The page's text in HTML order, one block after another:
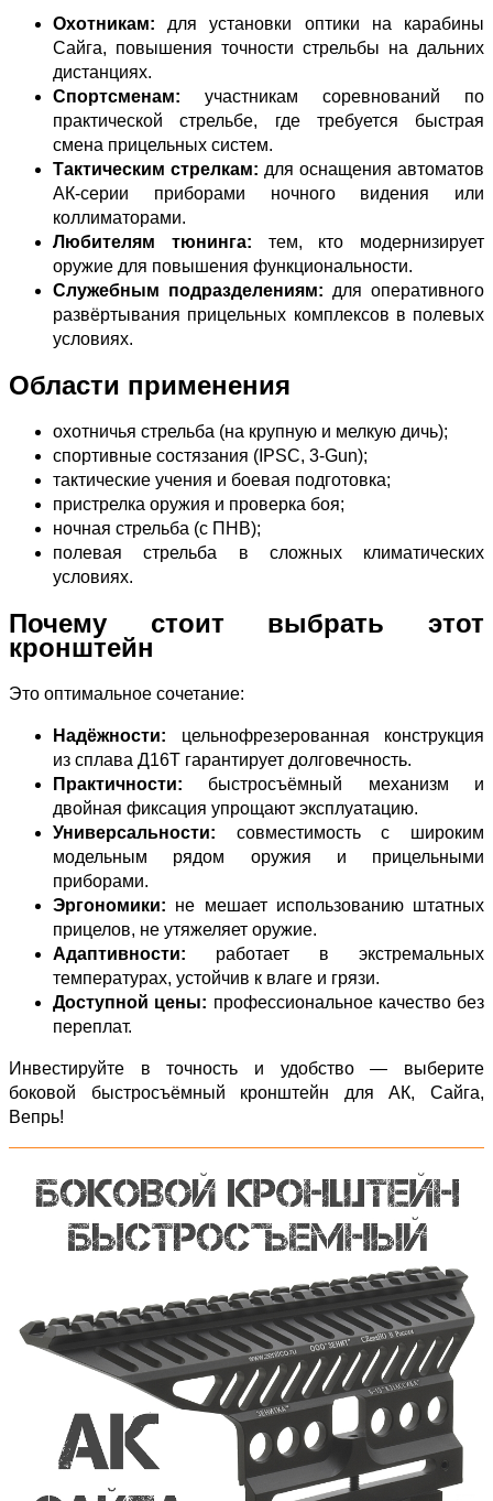
Охотникам: для установки оптики на карабины
Сайга, повышения точности стрельбы на дальних
дистанциях.
Спортсменам: участникам соревнований по
практической стрельбе, где требуется быстрая
смена прицельных систем.
Тактическим стрелкам: для оснащения автоматов
АК‑серии приборами ночного видения или
коллиматорами.
Любителям тюнинга: тем, кто модернизирует
оружие для повышения функциональности.
Служебным подразделениям: для оперативного
развёртывания прицельных комплексов в полевых
условиях.
Области применения
охотничья стрельба (на крупную и мелкую дичь);
спортивные состязания (IPSC, 3‑Gun);
тактические учения и боевая подготовка;
пристрелка оружия и проверка боя;
ночная стрельба (с ПНВ);
полевая стрельба в сложных климатических
условиях.
Почему стоит выбрать этот
кронштейн
Это оптимальное сочетание:
Надёжности: цельнофрезерованная конструкция
из сплава Д16Т гарантирует долговечность.
Практичности: быстросъёмный механизм и
двойная фиксация упрощают эксплуатацию.
Универсальности: совместимость с широким
модельным рядом оружия и прицельными
приборами.
Эргономики: не мешает использованию штатных
прицелов, не утяжеляет оружие.
Адаптивности: работает в экстремальных
температурах, устойчив к влаге и грязи.
Доступной цены: профессиональное качество без
переплат.
Инвестируйте в точность и удобство — выберите
боковой быстросъёмный кронштейн для АК, Сайга,
Вепрь!